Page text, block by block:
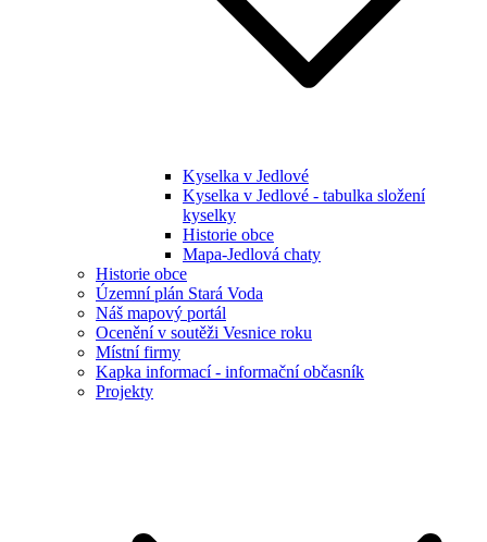
Kyselka v Jedlové
Kyselka v Jedlové - tabulka složení
kyselky
Historie obce
Mapa-Jedlová chaty
Historie obce
Územní plán Stará Voda
Náš mapový portál
Ocenění v soutěži Vesnice roku
Místní firmy
Kapka informací - informační občasník
Projekty